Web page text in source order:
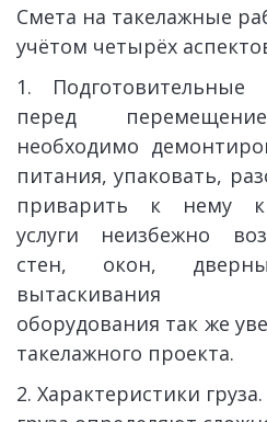
Смета на такелажные
учётом четырёх
1. Подготовительные
перед
необходимо
питания, упаковать,
приварить к нему
услуги неизбежно
стен, окон,
вытаскивания
оборудования так же
такелажного проекта.
2. Характеристики